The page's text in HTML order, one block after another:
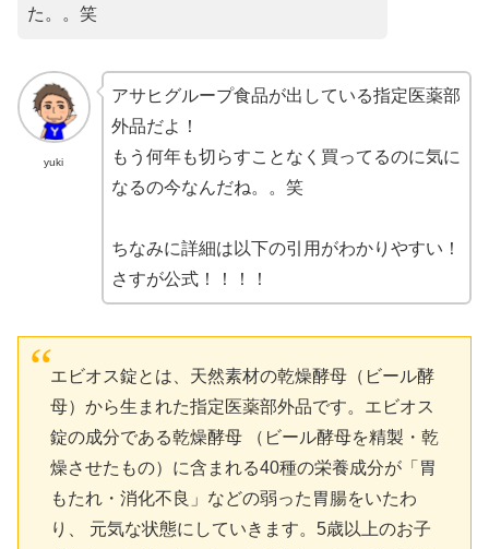
た。。笑
yuki
アサヒグループ食品が出している指定医薬部
外品だよ！
もう何年も切らすことなく買ってるのに気に
なるの今なんだね。。笑
ちなみに詳細は以下の引用がわかりやすい！
さすが公式！！！！
エビオス錠とは、天然素材の乾燥酵母（ビール酵
母）から生まれた指定医薬部外品です。エビオス
錠の成分である乾燥酵母 （ビール酵母を精製・乾
燥させたもの）に含まれる40種の栄養成分が「胃
もたれ・消化不良」などの弱った胃腸をいたわ
り、 元気な状態にしていきます。5歳以上のお子